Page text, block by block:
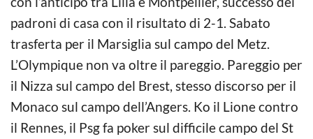
padroni di casa con il risultato di 2-1. Sabato
trasferta per il Marsiglia sul campo del Metz.
L’Olympique non va oltre il pareggio. Pareggio per
il Nizza sul campo del Brest, stesso discorso per il
Monaco sul campo dell’Angers. Ko il Lione contro
il Rennes, il Psg fa poker sul difficile campo del St